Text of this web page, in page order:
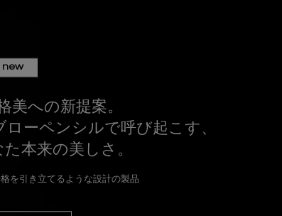
new
美への新提案。
ローペンシルで呼び起こす、
本来の美しさ。
を引き立てるような設計の製品